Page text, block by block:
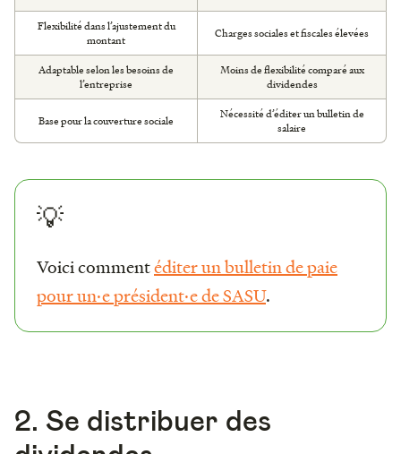
Flexibilité dans l’ajustement du
montant
Charges sociales et fiscales élevées
Adaptable selon les besoins de
l’entreprise
Moins de flexibilité comparé aux
dividendes
Base pour la couverture sociale
Nécessité d’éditer un bulletin de
salaire
💡
Voici commentéditer un bulletin de paie
pour un·e président·e de SASU.
2. Se distribuer des